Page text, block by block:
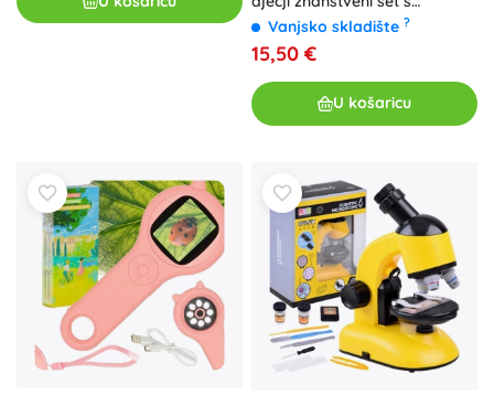
priborom
Vanjsko skladište ?
15,50 €
U košaricu